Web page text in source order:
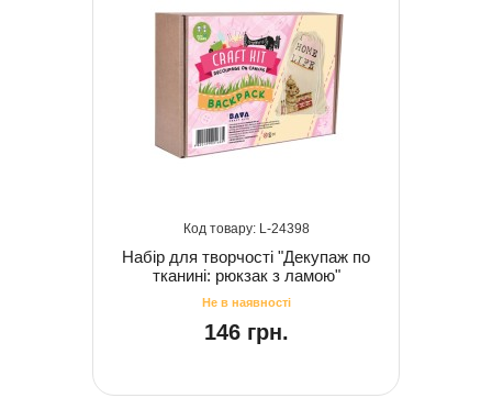
24398
Набір для творчості "Декупаж по
тканині: рюкзак з ламою"
146 грн.